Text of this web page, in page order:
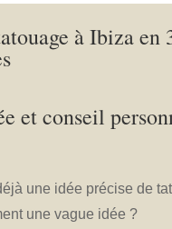
à Ibiza en
et conseil
une idée précise de
une vague idée ?